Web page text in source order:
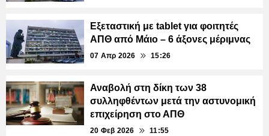
Εξεταστική με tablet για φοιτητές
ΑΠΘ από Μάιο – 6 άξονες μέριμνας
07 Απρ 2026 15:26
Αναβολή στη δίκη των 38
συλληφθέντων μετά την αστυνομική
επιχείρηση στο ΑΠΘ
20 Φεβ 2026 11:55